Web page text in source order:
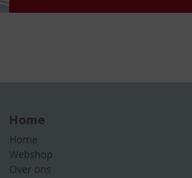
Home
Home
Webshop
Over ons